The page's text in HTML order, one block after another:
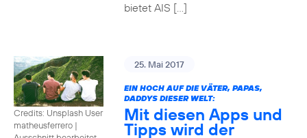
bietet AIS […]
Credits: Unsplash User
matheusferrero |
25. Mai 2017
EIN HOCH AUF DIE VÄTER, PAPAS,
DADDYS DIESER WELT:
Mit diesen Apps und
Tipps wird der